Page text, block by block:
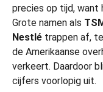
precies op tijd, want
Grote namen als
Nestlé trappen af,
de Amerikaanse
verkeert. Daardoor
cijfers voorlopig uit.